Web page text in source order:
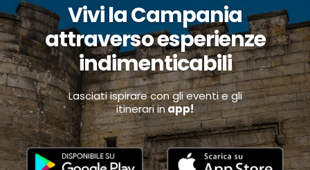
Vivi la Campania
attraverso esperienze
indimenticabili
Lasciati ispirare con gli eventi e gli
itinerari inapp!